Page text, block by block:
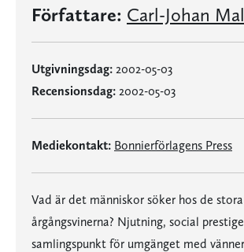
Författare: Carl-Johan
Utgivningsdag: 2002-05-03
Recensionsdag: 2002-05-03
Mediekontakt: Bonnierförlagens Press
Vad är det människor söker hos de stora
årgångsvinerna? Njutning, social
samlingspunkt för umgänget med